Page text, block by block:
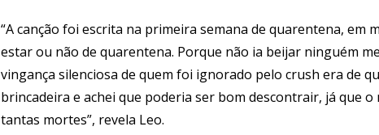
“A canção foi escrita na primeira semana de quarentena, em
estar ou não de quarentena. Porque não ia beijar ninguém
vingança silenciosa de quem foi ignorado pelo crush era de
brincadeira e achei que poderia ser bom descontrair, já que
tantas mortes”, revela Leo.